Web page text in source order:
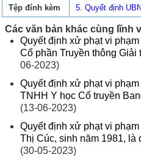
Tệp đính kèm 5. Quyết định
Các văn bản khác cùng lĩnh
Quyết định xử phạt vi
Cổ phần Truyền thông Giải
06-2023)
Quyết định xử phạt vi
TNHH Y học Cổ truyền
(13-06-2023)
Quyết định xử phạt vi
Thị Cúc, sinh năm 1981, là
(30-05-2023)